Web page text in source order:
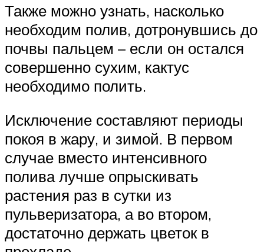
Также можно узнать, насколько
необходим полив, дотронувшись до
почвы пальцем – если он остался
совершенно сухим, кактус
необходимо полить.
Исключение составляют периоды
покоя в жару, и зимой. В первом
случае вместо интенсивного
полива лучше опрыскивать
растения раз в сутки из
пульверизатора, а во втором,
достаточно держать цветок в